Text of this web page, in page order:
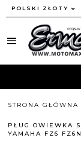
currency_h
POLSKI ZŁOTY
STRONA GŁÓWNA
PŁUG OWIEWKA
YAMAHA FZ6